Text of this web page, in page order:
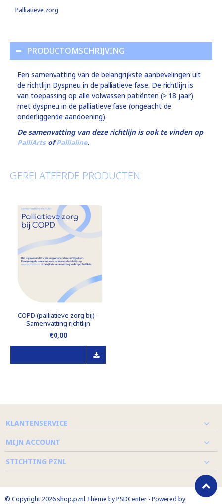
Palliatieve zorg
PRODUCTOMSCHRIJVING
Een samenvatting van de belangrijkste aanbevelingen uit
de richtlijn Dyspneu in de palliatieve fase. De richtlijn is
van toepassing op alle volwassen patiënten (> 18 jaar)
met dyspneu in de palliatieve fase (ongeacht de
onderliggende aandoening).
De samenvatting van deze richtlijn is ook te vinden op
PalliArtsofPallialine.
GERELATEERDE PRODUCTEN
COPD (palliatieve zorg bij) -
Samenvatting richtlijn
€0,00
KLANTENSERVICE
MIJN ACCOUNT
STICHTING PZNL
© Copyright 2026 shop.pznl Theme byPSDCenter - Powered by